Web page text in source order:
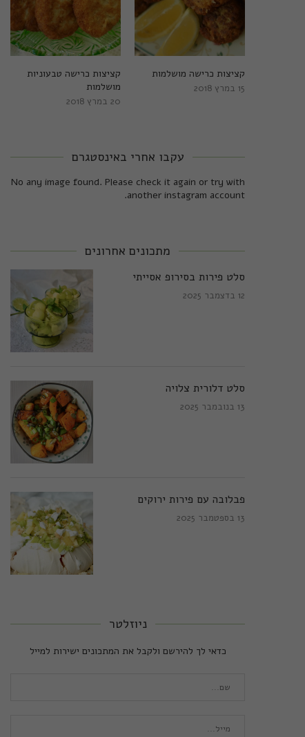
קציצות כרישה טבעוניות
מושלמות
20 במרץ 2018
קציצות כרישה מושלמות
15 במרץ 2018
עקבו אחרי באינסטגרם
No any image found. Please check it again or try with
another instagram account.
מתכונים אחרונים
סלט פירות בסירופ אסייתי
12 בדצמבר 2025
סלט דלורית צלויה
13 בנובמבר 2025
פבלובה עם פירות ירוקים
13 בספטמבר 2025
ניוזלטר
כדאי לך להירשם ולקבל את המתכונים ישירות למייל